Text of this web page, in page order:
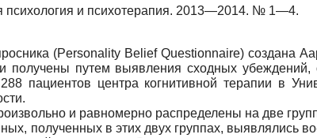
психология и психотерапия. 2013—2014. № 1—4.
(Personality Belief Questionnaire) создана
получены путем выявления сходных
288 пациентов центра когнитивной терапии в
и равномерно распределены на две
полученных в этих двух группах, выявлялись